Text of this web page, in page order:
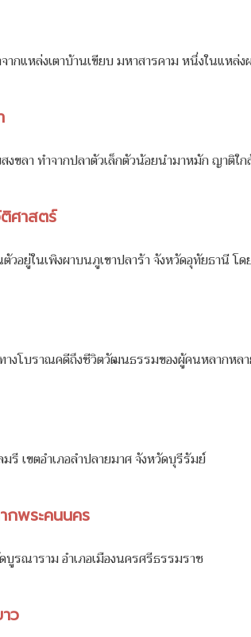
กแหล่งเตาบ้านเขียบ มหาสารคาม หนึ่งในแหล่
งขลา ทำจากปลาตัวเล็กตัวน้อยนำมาหมัก ญาติ
ศาสตร์
อยู่ในเพิงผาบนภูเขาปลาร้า จังหวัดอุทัยธานี โ
งโบราณคดีถึงชีวิตวัฒนธรรมของผู้คนหลากหล
เขตอำเภอลำปลายมาศ จังหวัดบุรีรัมย์
กพระคนนคร
รณาราม อำเภอเมืองนครศรีธรรมราช
ว